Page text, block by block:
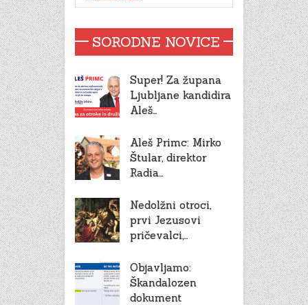
SORODNE NOVICE
Super! Za župana
Ljubljane kandidira
Aleš…
Aleš Primc: Mirko
Štular, direktor
Radia…
Nedolžni otroci,
prvi Jezusovi
pričevalci,…
Objavljamo:
Škandalozen
dokument